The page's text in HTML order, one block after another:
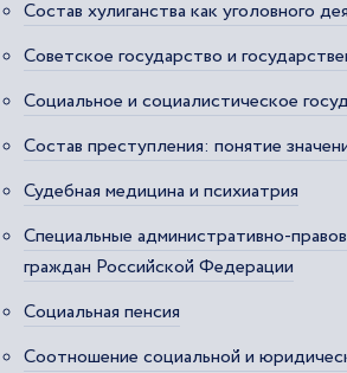
Состав хулиганства как уголовного
Советское государство и
Социальное и социалистическое
Состав преступления: понятие
Судебная медицина и психиатрия
Специальные административно-
граждан Российской Федерации
Социальная пенсия
Соотношение социальной и